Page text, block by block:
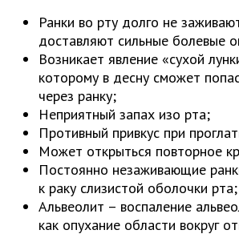
Ранки во рту долго не
доставляют сильные болевые
Возникает явление «сухой
которому в десну сможет
через ранку;
Неприятный запах изо рта;
Противный привкус при
Может открыться повторное
Постоянно незаживающие
к раку слизистой оболочки рта;
Альвеолит – воспаление
как опухание области вокруг